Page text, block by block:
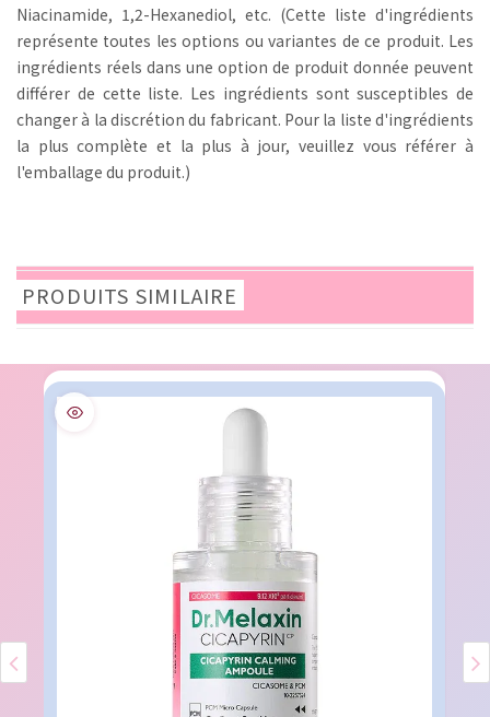
Niacinamide, 1,2-Hexanediol, etc. (Cette liste d'ingrédients
représente toutes les options ou variantes de ce produit. Les
ingrédients réels dans une option de produit donnée peuvent
différer de cette liste. Les ingrédients sont susceptibles de
changer à la discrétion du fabricant. Pour la liste d'ingrédients
la plus complète et la plus à jour, veuillez vous référer à
l'emballage du produit.)
PRODUITS SIMILAIRE